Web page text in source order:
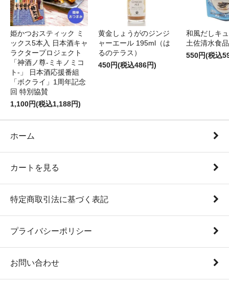
姫かつおスティック ミ
ックス5本入 日本酒キャ
ラクタープロジェクト
「神酒ノ尊-ミキノミコ
ト-」 日本酒応援番組
「ボクライ」1周年記念
回 特別協賛
1,100円(税込1,188円)
黄金しょうがのジンジ
ャーエール 195ml（は
るのテラス）
450円(税込486円)
和風だしキ
土佐清水食
550円(税込
ホーム
カートを見る
特定商取引法に基づく表記
プライバシーポリシー
お問い合わせ